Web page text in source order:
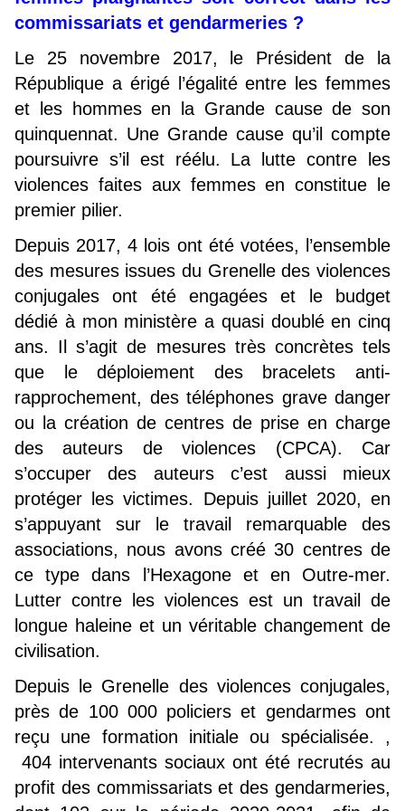
commissariats et gendarmeries ?
Le 25 novembre 2017, le Président de la
République a érigé l’égalité entre les femmes
et les hommes en la Grande cause de son
quinquennat. Une Grande cause qu’il compte
poursuivre s’il est réélu. La lutte contre les
violences faites aux femmes en constitue le
premier pilier.
Depuis 2017, 4 lois ont été votées, l’ensemble
des mesures issues du Grenelle des violences
conjugales ont été engagées et le budget
dédié à mon ministère a quasi doublé en cinq
ans. Il s’agit de mesures très concrètes tels
que le déploiement des bracelets anti-
rapprochement, des téléphones grave danger
ou la création de centres de prise en charge
des auteurs de violences (CPCA). Car
s’occuper des auteurs c’est aussi mieux
protéger les victimes. Depuis juillet 2020, en
s’appuyant sur le travail remarquable des
associations, nous avons créé 30 centres de
ce type dans l’Hexagone et en Outre-mer.
Lutter contre les violences est un travail de
longue haleine et un véritable changement de
civilisation.
Depuis le Grenelle des violences conjugales,
près de 100 000 policiers et gendarmes ont
reçu une formation initiale ou spécialisée. ,
404 intervenants sociaux ont été recrutés au
profit des commissariats et des gendarmeries,